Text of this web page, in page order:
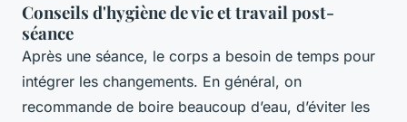
Conseils d'hygiène de vie et travail post-
séance
Après une séance, le corps a besoin de temps pour
intégrer les changements. En général, on
recommande de boire beaucoup d’eau, d’éviter les